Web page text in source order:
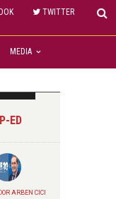
TWITTER
MEDIA
ED
ARBEN CICI